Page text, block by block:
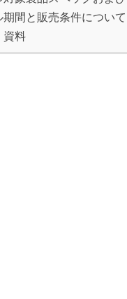
期間と販売条件について
資料